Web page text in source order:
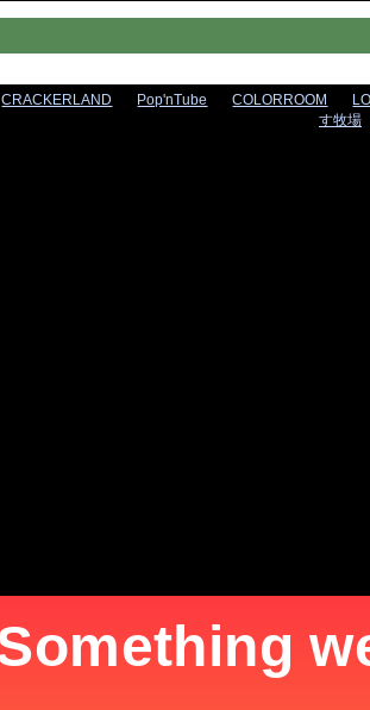
CRACKERLAND Pop'nTube COLORROOM
す牧場